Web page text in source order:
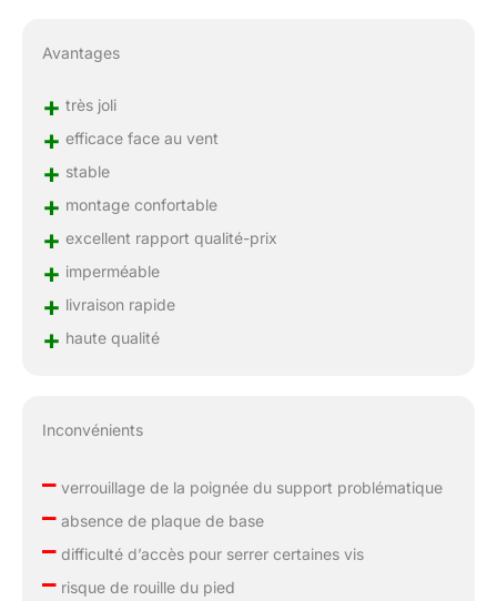
Avantages
+ très joli
+ efficace face au vent
+ stable
+ montage confortable
+ excellent rapport qualité-prix
+ imperméable
+ livraison rapide
+ haute qualité
Inconvénients
–verrouillage de la poignée du support problématique
–absence de plaque de base
–difficulté d’accès pour serrer certaines vis
–risque de rouille du pied